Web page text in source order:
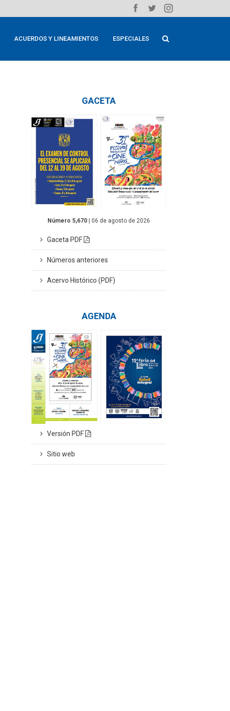
ACUERDOS Y LINEAMIENTOS ESPECIALES
GACETA
Número 5,670 | 06 de agosto de 2026
Gaceta PDF
Números anteriores
Acervo Histórico (PDF)
AGENDA
Versión PDF
Sitio web